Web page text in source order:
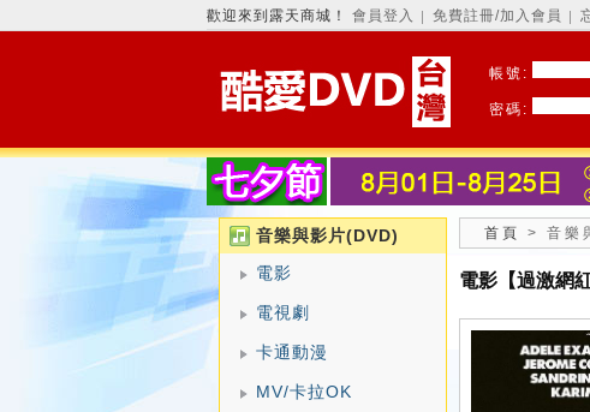
歡迎來到露天商城！ 會員登入 免費註冊/加入會員
帳號:
密碼:
音樂與影片(DVD)
電影
電視劇
卡通動漫
MV/卡拉OK
首頁 > 音樂
電影【過激網